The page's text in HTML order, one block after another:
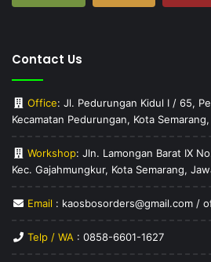
Contact Us
Office: Jl. Pedurungan Kidul I / 65,
Kecamatan Pedurungan, Kota
Workshop: Jln. Lamongan Barat IX
Kec. Gajahmungkur, Kota Semarang,
Email : kaosbosorders@gmail.com /
Telp / WA : 0858-6601-1627